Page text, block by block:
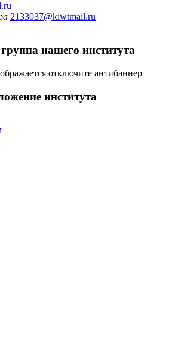
2133037@kiwtmail.ru
группа нашего института
отключите антибаннер
института